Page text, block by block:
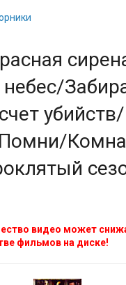
видео может
фильмов на диске!